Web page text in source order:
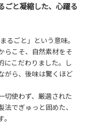
ごと凝縮した、心躍る
るごと」という意味。
らこそ、自然素材をそ
にこだわりました。し
がら、後味は驚くほど
切使わず、厳選された
でぎゅっと固めた、